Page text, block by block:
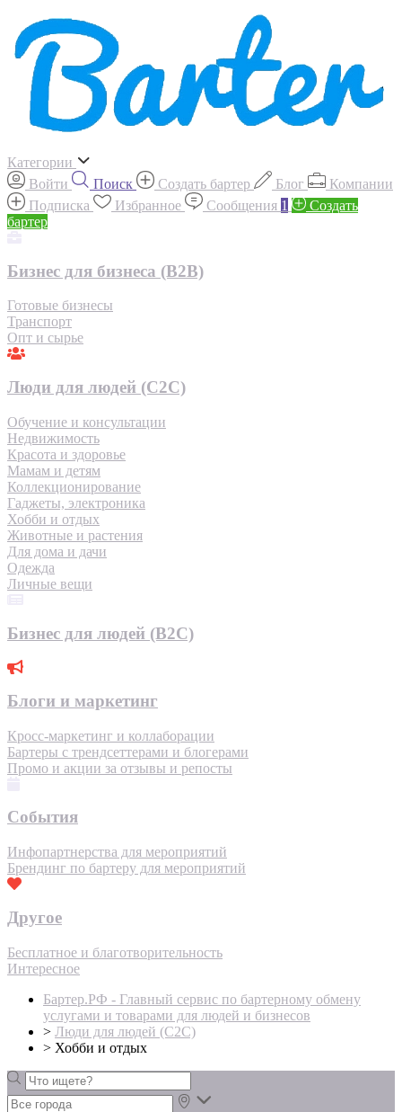
Категории
Войти
Поиск Создать бартер Блог
Компании
Подписка
Избранное Сообщения 1
Создать
бартер
Бизнес для бизнеса (B2B)
Готовые бизнесы
Транспорт
Опт и сырье
Люди для людей (С2С)
Обучение и консультации
Недвижимость
Красота и здоровье
Мамам и детям
Коллекционирование
Гаджеты, электроника
Хобби и отдых
Животные и растения
Для дома и дачи
Одежда
Личные вещи
Бизнес для людей (B2C)
Блоги и маркетинг
Кросс-маркетинг и коллаборации
Бартеры с трендсеттерами и блогерами
Промо и акции за отзывы и репосты
События
Инфопартнерства для мероприятий
Брендинг по бартеру для мероприятий
Другое
Бесплатное и благотворительность
Интересное
Бартер.РФ - Главный сервис по бартерному обмену
услугами и товарами для людей и бизнесов
> Люди для людей (С2С)
> Хобби и отдых